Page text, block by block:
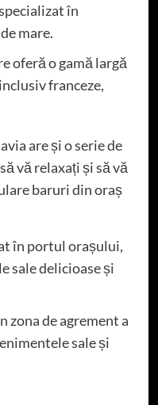
în
mare.
oferă o gamă largă
franceze,
are și o serie de
vă relaxați și să vă
baruri din oraș
în portul orașului,
sale delicioase și
zona de agrement a
sale și